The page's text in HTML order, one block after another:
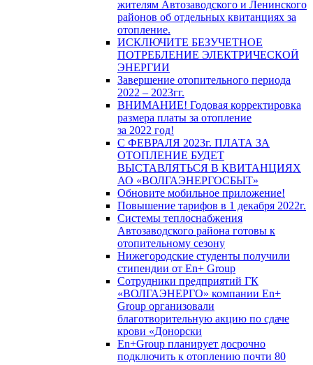
жителям Автозаводского и Ленинского
районов об отдельных квитанциях за
отопление.
ИСКЛЮЧИТЕ БЕЗУЧЕТНОЕ
ПОТРЕБЛЕНИЕ ЭЛЕКТРИЧЕСКОЙ
ЭНЕРГИИ
Завершение отопительного периода
2022 – 2023гг.
ВНИМАНИЕ! Годовая корректировка
размера платы за отопление
за 2022 год!
С ФЕВРАЛЯ 2023г. ПЛАТА ЗА
ОТОПЛЕНИЕ БУДЕТ
ВЫСТАВЛЯТЬСЯ В КВИТАНЦИЯХ
АО «ВОЛГАЭНЕРГОСБЫТ»
Обновите мобильное приложение!
Повышение тарифов в 1 декабря 2022г.
Системы теплоснабжения
Автозаводского района готовы к
отопительному сезону
Нижегородские студенты получили
стипендии от En+ Group
Сотрудники предприятий ГК
«ВОЛГАЭНЕРГО» компании En+
Group организовали
благотворительную акцию по сдаче
крови «Донорски
En+Group планирует досрочно
подключить к отоплению почти 80